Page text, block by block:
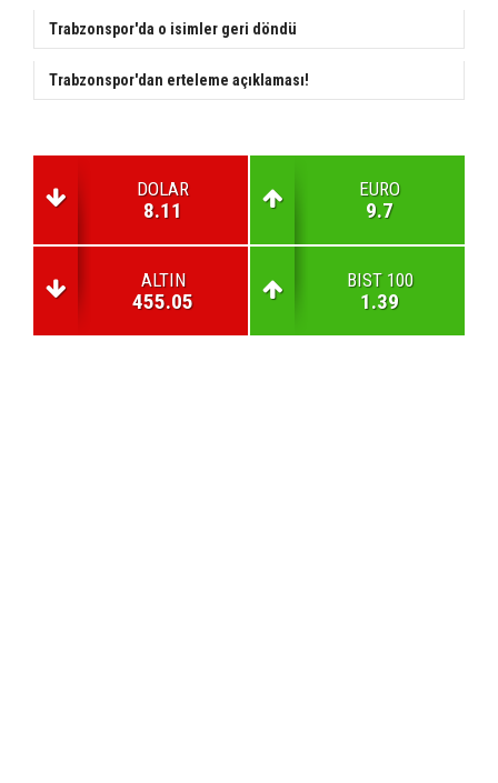
Trabzonspor'da o isimler geri döndü
Trabzonspor'dan erteleme açıklaması!
DOLAR
8.11
EURO
9.7
ALTIN
455.05
BIST 100
1.39